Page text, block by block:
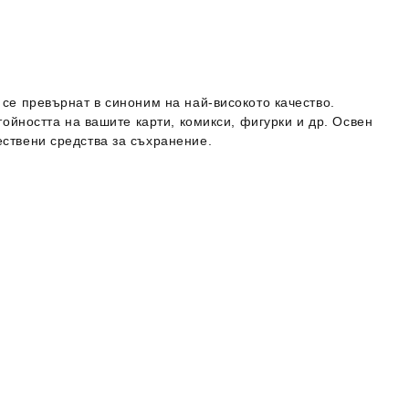
превърнат в синоним на най-високото качество.
на вашите карти, комикси, фигурки и др. Освен
средства за съхранение.